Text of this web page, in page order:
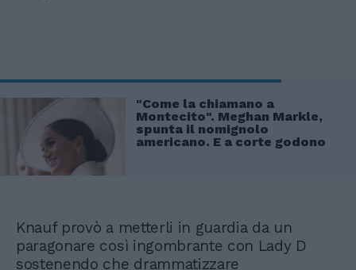
"Come la chiamano a
Montecito". Meghan Markle,
spunta il nomignolo
americano. E a corte godono
Knauf provò a metterli in guardia da un
paragonare così ingombrante con Lady D
sostenendo che drammatizzare